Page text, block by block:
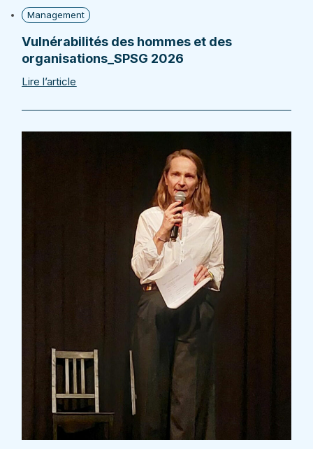
Management
Vulnérabilités des hommes et des
organisations_SPSG 2026
Lire l’article